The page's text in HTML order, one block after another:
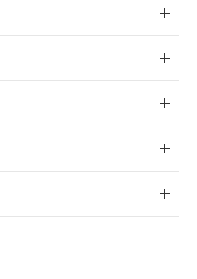
員登録
ことがない限
割愛しておりま